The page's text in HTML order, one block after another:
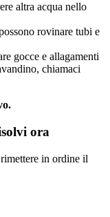
altra acqua nello
rovinare tubi e
gocce e allagamenti
chiamaci
ora
in ordine il